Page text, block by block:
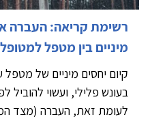
רשימת קריאה: העברה
מיניים בין מטפל למטופל
קיום יחסים מיניים של מטפל
בעונש פלילי, ועשוי
לעומת זאת, העברה (מצד